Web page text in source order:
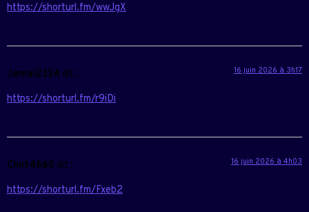
https://shorturl.fm/wwJgX
Jamal2334 dit : 16 juin 2026 à 3h17
https://shorturl.fm/r9iDi
Clint4660 dit : 16 juin 2026 à 4h03
https://shorturl.fm/Fxeb2